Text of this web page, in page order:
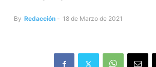
By Redacción - 18 de Marzo de 2021